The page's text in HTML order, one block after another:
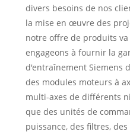
divers besoins de nos
la mise en œuvre des
notre offre de produits
engageons à fournir la
d'entraînement Siemens
des modules moteurs à
multi-axes de différents
que des unités de
puissance, des filtres,